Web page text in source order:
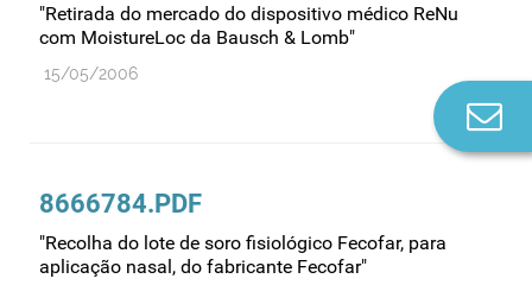
"Retirada do mercado do dispositivo médico ReNu
com MoistureLoc da Bausch & Lomb"
15/05/2006
8666784.PDF
"Recolha do lote de soro fisiológico Fecofar, para
aplicação nasal, do fabricante Fecofar"